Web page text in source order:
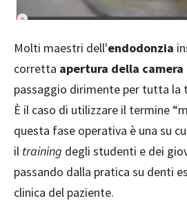
Molti maestri dell'endodonzia
corretta apertura della camera
passaggio dirimente per tutta la
È il caso di utilizzare il termine
questa fase operativa è una su
il training degli studenti e dei
passando dalla pratica su denti
clinica del paziente.